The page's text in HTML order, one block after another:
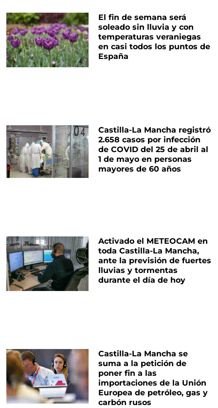
El fin de semana será
soleado sin lluvia y con
temperaturas veraniegas
en casi todos los puntos de
España
Castilla-La Mancha registró
2.658 casos por infección
de COVID del 25 de abril al
1 de mayo en personas
mayores de 60 años
Activado el METEOCAM en
toda Castilla-La Mancha,
ante la previsión de fuertes
lluvias y tormentas
durante el día de hoy
Castilla-La Mancha se
suma a la petición de
poner fin a las
importaciones de la Unión
Europea de petróleo, gas y
carbón rusos